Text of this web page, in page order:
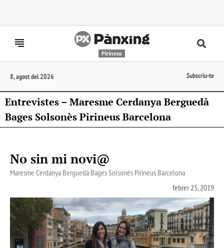
Pirineus
8, agost del 2026 Subscriu-te
Entrevistes – Maresme Cerdanya Berguedà
Bages Solsonès Pirineus Barcelona
No sin mi novi@
Maresme Cerdanya Berguedà Bages Solsonès Pirineus Barcelona
febrer 25, 2019